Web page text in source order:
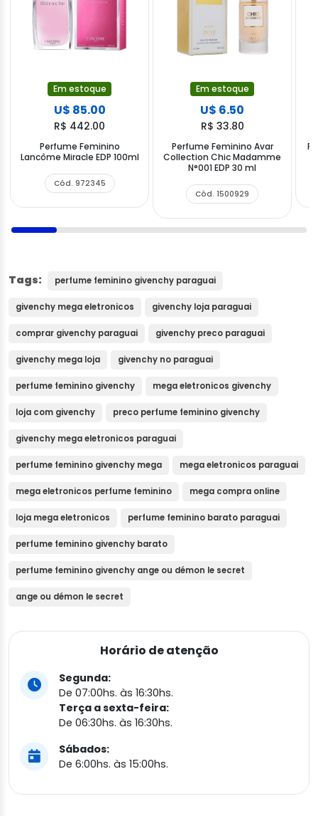
Em estoque
U$ 85.00
R$ 442.00
Perfume Feminino
Lancôme Miracle EDP 100ml
Cód. 972345
Em estoque
U$ 6.50
R$ 33.80
Perfume Feminino Avar
Collection Chic Madamme
N°001 EDP 30 ml
Cód. 1500929
Tags: perfume feminino givenchy paraguai
givenchy mega eletronicos givenchy loja paraguai
comprar givenchy paraguai givenchy preco paraguai
givenchy mega loja givenchy no paraguai
perfume feminino givenchy mega eletronicos givenchy
loja com givenchy preco perfume feminino givenchy
givenchy mega eletronicos paraguai
perfume feminino givenchy mega mega eletronicos paraguai
mega eletronicos perfume feminino mega compra online
loja mega eletronicos perfume feminino barato paraguai
perfume feminino givenchy barato
perfume feminino givenchy ange ou démon le secret
ange ou démon le secret
Horário de atenção
Segunda:
De 07:00hs. às 16:30hs.
Terça a sexta-feira:
De 06:30hs. às 16:30hs.
Sábados:
De 6:00hs. às 15:00hs.